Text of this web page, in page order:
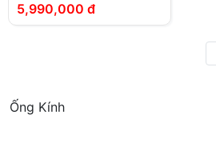
5,990,000 đ
Ống Kính